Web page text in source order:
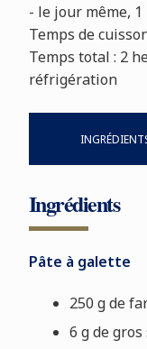
- le jour même,
Temps de
Temps total : 2
réfrigération
Ingrédients
Pâte à galette
250 g de
6 g de